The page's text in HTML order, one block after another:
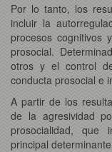
Por lo tanto, los
incluir la
procesos cognitivos
prosocial.
otros y el control
conducta prosocial e
A partir de los
de la agresividad
prosocialidad, que
principal